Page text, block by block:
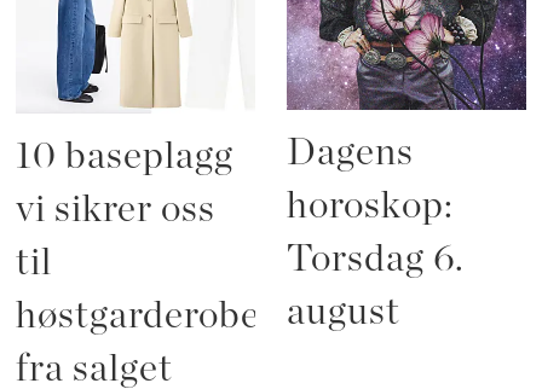
10 baseplagg
vi sikrer oss
til
høstgarderoben
fra salget
Dagens
horoskop:
Torsdag 6.
august